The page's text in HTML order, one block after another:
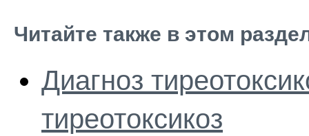
Читайте также в этом
Диагноз
тиреотоксикоз